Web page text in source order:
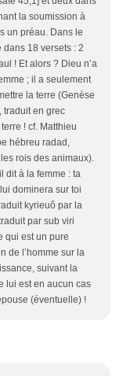
la soumission à
un préau. Dans le
dans 18 versets : 2
! Et alors ? Dieu n’a
; il a seulement
la terre (Genèse
traduit en grec
! cf. Matthieu
hébreu radad,
rois des animaux).
dit à la femme : ta
dominera sur toi
kyrieuô par la
par sub viri
qui est un pure
de l’homme sur la
suivant la
lui est en aucun cas
(éventuelle) !